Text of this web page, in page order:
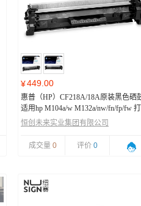
¥449.00
惠普（HP）CF218A/18A原装黑色硒
适用hp M104a/w M132a/nw/fn/fp/fw
机硒鼓
恒创未来实业集团有限公司
成交量 0 评价 0